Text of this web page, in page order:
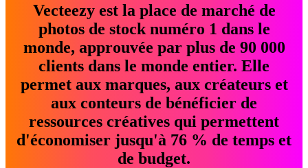
Vecteezy est la place de marché de
photos de stock numéro 1 dans le
monde, approuvée par plus de 90 000
clients dans le monde entier. Elle
permet aux marques, aux créateurs et
aux conteurs de bénéficier de
ressources créatives qui permettent
d'économiser jusqu'à 76 % de temps et
de budget.